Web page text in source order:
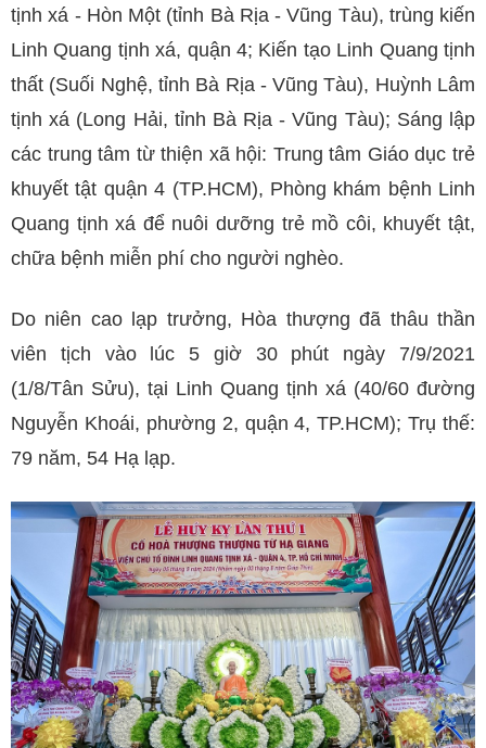
tịnh xá - Hòn Một (tỉnh Bà Rịa - Vũng Tàu), trùng kiến
Linh Quang tịnh xá, quận 4; Kiến tạo Linh Quang tịnh
thất (Suối Nghệ, tỉnh Bà Rịa - Vũng Tàu), Huỳnh Lâm
tịnh xá (Long Hải, tỉnh Bà Rịa - Vũng Tàu); Sáng lập
các trung tâm từ thiện xã hội: Trung tâm Giáo dục trẻ
khuyết tật quận 4 (TP.HCM), Phòng khám bệnh Linh
Quang tịnh xá để nuôi dưỡng trẻ mồ côi, khuyết tật,
chữa bệnh miễn phí cho người nghèo.
Do niên cao lạp trưởng, Hòa thượng đã thâu thần
viên tịch vào lúc 5 giờ 30 phút ngày 7/9/2021
(1/8/Tân Sửu), tại Linh Quang tịnh xá (40/60 đường
Nguyễn Khoái, phường 2, quận 4, TP.HCM); Trụ thế:
79 năm, 54 Hạ lạp.